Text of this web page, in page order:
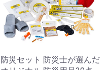
防災セット 防災士が選んだ